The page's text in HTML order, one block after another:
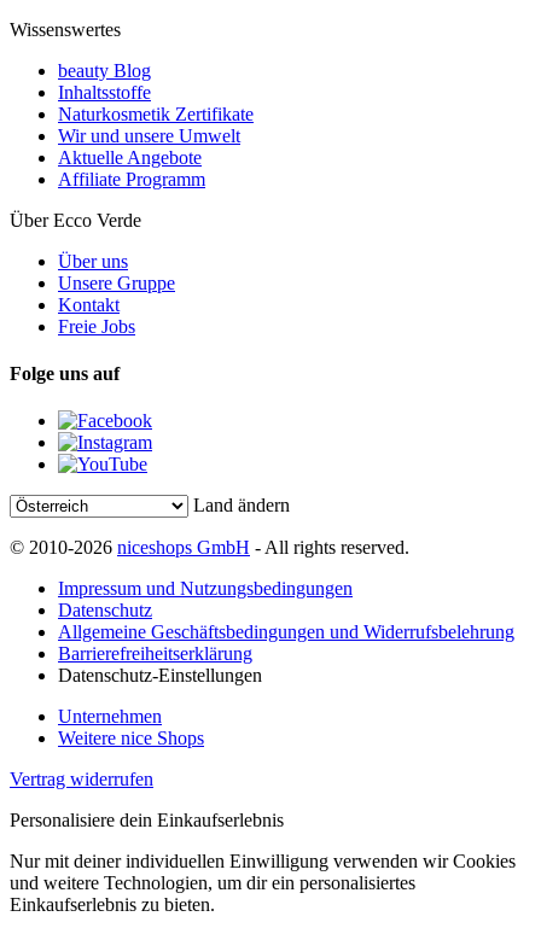
Wissenswertes
beauty Blog
Inhaltsstoffe
Naturkosmetik Zertifikate
Wir und unsere Umwelt
Aktuelle Angebote
Affiliate Programm
Über Ecco Verde
Über uns
Unsere Gruppe
Kontakt
Freie Jobs
Folge uns auf
Land ändern
© 2010-2026 niceshops GmbH - All rights reserved.
Impressum und Nutzungsbedingungen
Datenschutz
Allgemeine Geschäftsbedingungen und Widerrufsbelehrung
Barrierefreiheitserklärung
Datenschutz-Einstellungen
Unternehmen
Weitere nice Shops
Vertrag widerrufen
Personalisiere dein Einkaufserlebnis
Nur mit deiner individuellen Einwilligung verwenden wir Cookies
und weitere Technologien, um dir ein personalisiertes
Einkaufserlebnis zu bieten.